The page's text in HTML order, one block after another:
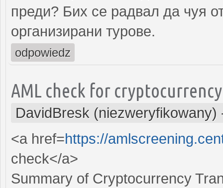
преди? Бих се радвал да чуя
организирани турове.
odpowiedz
AML check for
DavidBresk (niezweryfikowany)
<a href=https://
check</a>
Summary of Cryptocurrency